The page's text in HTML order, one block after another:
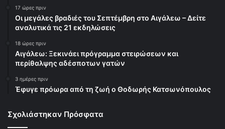
17 ώρες πριν
Οι μεγάλες βραδιές του Σεπτέμβρη στο Αιγάλεω – Δείτε
αναλυτικά τις 21 εκδηλώσεις
18 ώρες πριν
Αιγάλεω: Ξεκινάει πρόγραμμα στειρώσεων και
περίθαλψης αδέσποτων γατών
3 ημέρες πριν
Έφυγε πρόωρα από τη ζωή ο Θοδωρής Κατσωνόπουλος
Σχολιάστηκαν Πρόσφατα